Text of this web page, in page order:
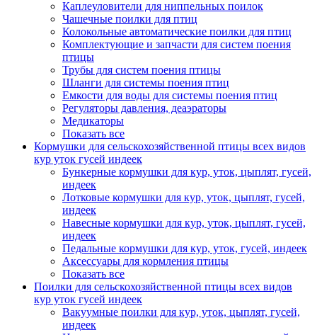
Каплеуловители для ниппельных поилок
Чашечные поилки для птиц
Колокольные автоматические поилки для птиц
Комплектующие и запчасти для систем поения
птицы
Трубы для систем поения птицы
Шланги для системы поения птиц
Емкости для воды для системы поения птиц
Регуляторы давления, деаэраторы
Медикаторы
Показать все
Кормушки для сельскохозяйственной птицы всех видов
кур уток гусей индеек
Бункерные кормушки для кур, уток, цыплят, гусей,
индеек
Лотковые кормушки для кур, уток, цыплят, гусей,
индеек
Навесные кормушки для кур, уток, цыплят, гусей,
индеек
Педальные кормушки для кур, уток, гусей, индеек
Аксессуары для кормления птицы
Показать все
Поилки для сельскохозяйственной птицы всех видов
кур уток гусей индеек
Вакуумные поилки для кур, уток, цыплят, гусей,
индеек